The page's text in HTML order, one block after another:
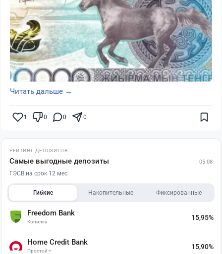
Читать дальше →
1 0 0 0
РЕЙТИНГ ДЕПОЗИТОВ
Самые выгодные депозиты 05.08
ГЭСВ на срок 12 мес
Гибкие Накопительные Фиксированные
Freedom Bank
Копилка
15,95%
Home Credit Bank
Простой +
15,90%